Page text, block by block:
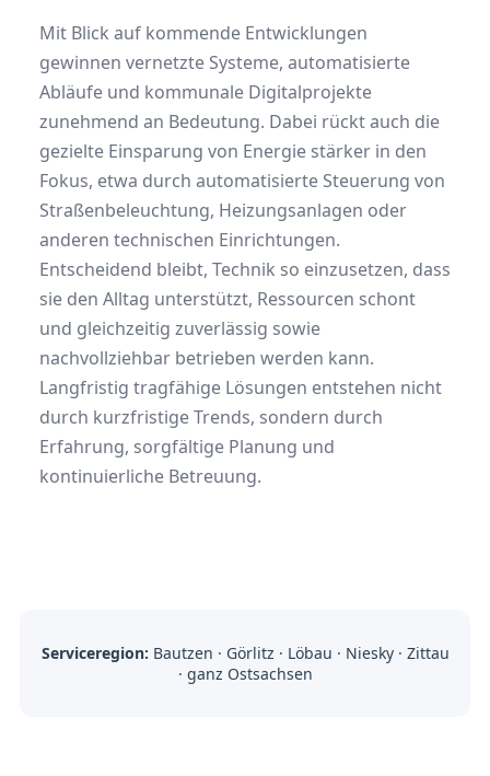
Mit Blick auf kommende Entwicklungen
gewinnen vernetzte Systeme, automatisierte
Abläufe und kommunale Digitalprojekte
zunehmend an Bedeutung. Dabei rückt auch die
gezielte Einsparung von Energie stärker in den
Fokus, etwa durch automatisierte Steuerung von
Straßenbeleuchtung, Heizungsanlagen oder
anderen technischen Einrichtungen.
Entscheidend bleibt, Technik so einzusetzen, dass
sie den Alltag unterstützt, Ressourcen schont
und gleichzeitig zuverlässig sowie
nachvollziehbar betrieben werden kann.
Langfristig tragfähige Lösungen entstehen nicht
durch kurzfristige Trends, sondern durch
Erfahrung, sorgfältige Planung und
kontinuierliche Betreuung.
Serviceregion: Bautzen · Görlitz · Löbau · Niesky · Zittau
· ganz Ostsachsen